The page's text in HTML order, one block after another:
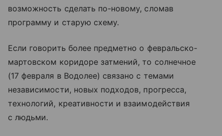
возможность сделать по-новому, сломав
программу и старую схему.
Если говорить более предметно о февральско-
мартовском коридоре затмений, то солнечное
(17 февраля в Водолее) связано с темами
независимости, новых подходов, прогресса,
технологий, креативности и взаимодействия
с людьми.